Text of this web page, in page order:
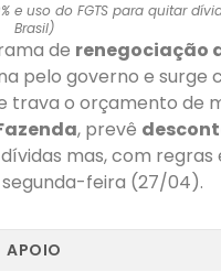
e uso do FGTS para quitar
Brasil)
de renegociação
pelo governo e
trava o orçamento de
, prevê
mas, com regras
feira (27/04).
APOIO